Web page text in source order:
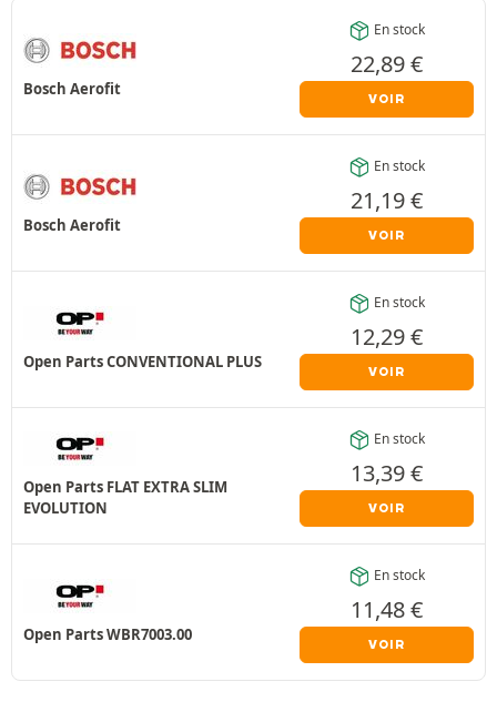
Bosch Aerofit
En stock
22,89€
VOIR
Bosch Aerofit
En stock
21,19€
VOIR
Open Parts CONVENTIONAL PLUS
En stock
12,29€
VOIR
Open Parts FLAT EXTRA SLIM
EVOLUTION
En stock
13,39€
VOIR
Open Parts WBR7003.00
En stock
11,48€
VOIR